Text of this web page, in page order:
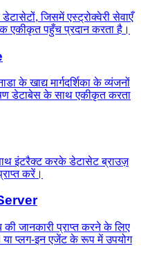
जिसमें एस्ट्रोक्वेरी सेवाएँ
एकीकृत पहुँच प्रदान करता है।
के खाद्य मार्गदर्शिका के व्यंजनों
डेटाबेस के साथ एकीकृत करता
इंटरैक्ट करके डेटासेट ब्राउज़
करें।
जानकारी प्राप्त करने के लिए
प्लग-इन एजेंट के रूप में उपयोग